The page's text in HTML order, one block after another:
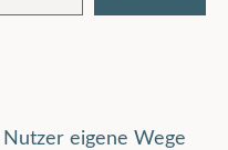
eigene Wege